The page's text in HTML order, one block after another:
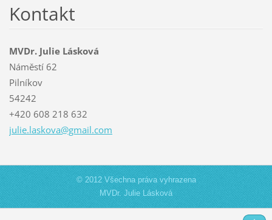
Kontakt
MVDr. Julie Lásková
Náměstí 62
Pilníkov
54242
+420 608 218 632
julie.laskova@gmail.com
© 2012 Všechna práva vyhrazena
MVDr. Julie Lásková